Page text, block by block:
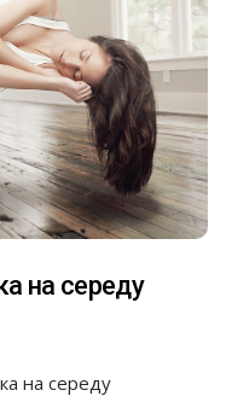
на середу
на середу